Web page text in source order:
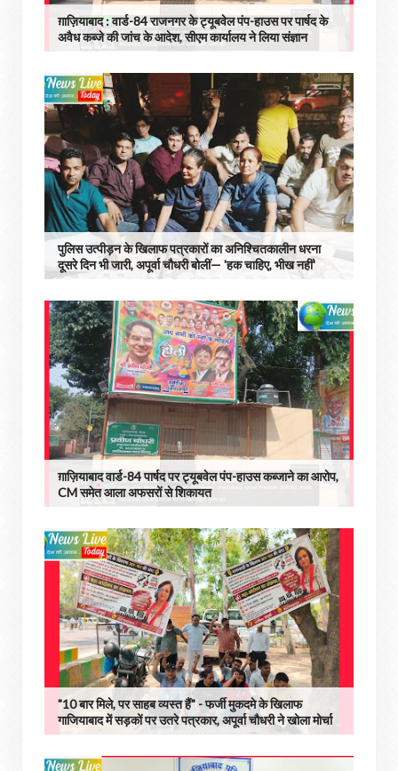
ग़ाज़ियाबाद : वार्ड-84 राजनगर के ट्यूबवेल पंप-हाउस पर पार्षद के
अवैध कब्जे की जांच के आदेश, सीएम कार्यालय ने लिया संज्ञान
पुलिस उत्पीड़न के खिलाफ पत्रकारों का अनिश्चितकालीन धरना
दूसरे दिन भी जारी, अपूर्वा चौधरी बोलीं— 'हक चाहिए, भीख नहीं'
ग़ाज़ियाबाद वार्ड-84 पार्षद पर ट्यूबवेल पंप-हाउस कब्जाने का आरोप,
CM समेत आला अफसरों से शिकायत
"10 बार मिले, पर साहब व्यस्त हैं" - फर्जी मुकदमे के खिलाफ
गाजियाबाद में सड़कों पर उतरे पत्रकार, अपूर्वा चौधरी ने खोला मोर्चा